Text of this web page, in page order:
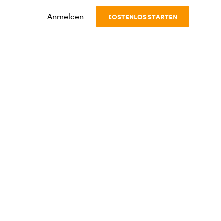
Anmelden KOSTENLOS STARTEN